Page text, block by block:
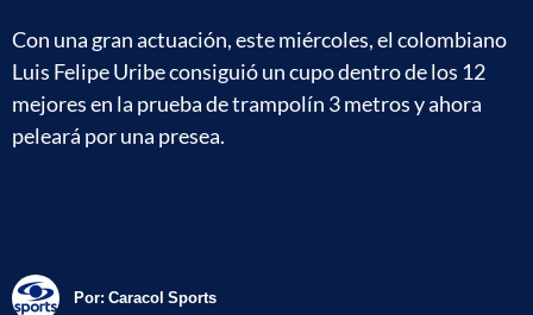
Con una gran actuación, este miércoles, el colombiano
Luis Felipe Uribe consiguió un cupo dentro de los 12
mejores en la prueba de trampolín 3 metros y ahora
peleará por una presea.
Por: Caracol Sports